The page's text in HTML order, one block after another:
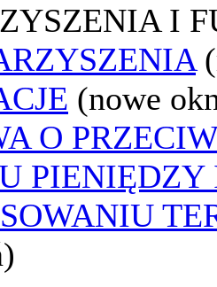
I
(nowe
O
PIENIĘDZY